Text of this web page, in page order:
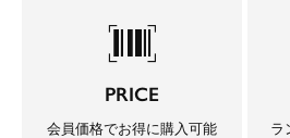
barcode_scanner
PRICE
会員価格でお得に購入可能 ラ